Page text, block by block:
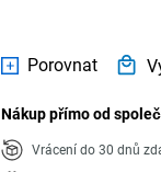
Porovnat
Nákup přímo od
Vrácení do 30 dnů